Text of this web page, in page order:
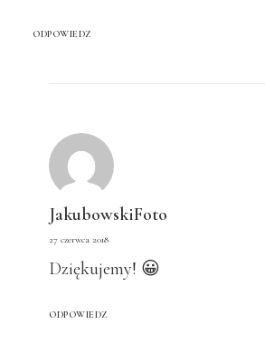
ODPOWIEDZ
JakubowskiFoto
27 czerwca 2018
Dziękujemy! 😀
ODPOWIEDZ